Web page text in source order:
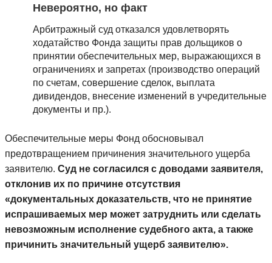
Невероятно, но факт
Арбитражный суд отказался удовлетворять
ходатайство Фонда защиты прав дольщиков о
принятии обеспечительных мер, выражающихся в
ограничениях и запретах (производство операций
по счетам, совершение сделок, выплата
дивидендов, внесение изменений в учредительные
документы и пр.).
Обеспечительные меры Фонд обосновывал
предотвращением причинения значительного ущерба
заявителю. Суд не согласился с доводами заявителя,
отклонив их по причине отсутствия
«документальных доказательств, что не принятие
испрашиваемых мер может затруднить или сделать
невозможным исполнение судебного акта, а также
причинить значительный ущерб заявителю».